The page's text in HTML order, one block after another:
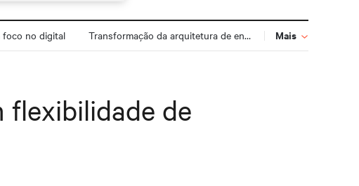
foco no digital Transformação da arquitetura de energia Mais
flexibilidade de